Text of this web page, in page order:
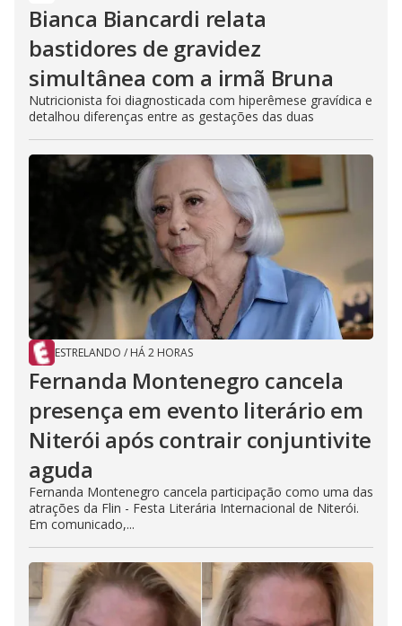
Bianca Biancardi relata
bastidores de gravidez
simultânea com a irmã Bruna
Nutricionista foi diagnosticada com hiperêmese gravídica e
detalhou diferenças entre as gestações das duas
ESTRELANDO / HÁ 2 HORAS
Fernanda Montenegro cancela
presença em evento literário em
Niterói após contrair conjuntivite
aguda
Fernanda Montenegro cancela participação como uma das
atrações da Flin - Festa Literária Internacional de Niterói.
Em comunicado,...